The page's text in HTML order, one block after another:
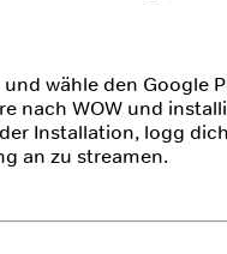
wähle den Google
nach WOW und
Installation, logg
an zu streamen.